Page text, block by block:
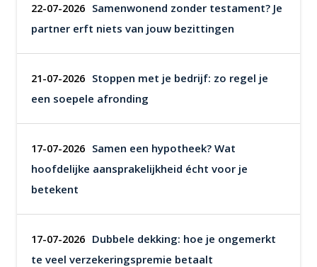
22-07-2026 Samenwonend zonder testament? Je
partner erft niets van jouw bezittingen
21-07-2026 Stoppen met je bedrijf: zo regel je
een soepele afronding
17-07-2026 Samen een hypotheek? Wat
hoofdelijke aansprakelijkheid écht voor je
betekent
17-07-2026 Dubbele dekking: hoe je ongemerkt
te veel verzekeringspremie betaalt